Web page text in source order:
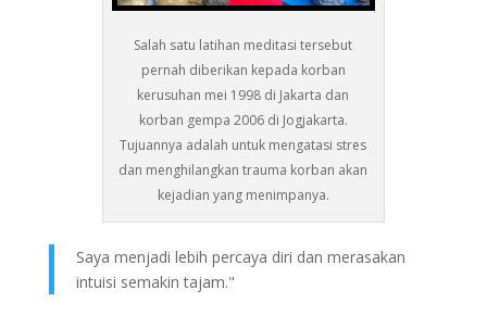
Salah satu latihan meditasi tersebut
pernah diberikan kepada korban
kerusuhan mei 1998 di Jakarta dan
korban gempa 2006 di Jogjakarta.
Tujuannya adalah untuk mengatasi stres
dan menghilangkan trauma korban akan
kejadian yang menimpanya.
Saya menjadi lebih percaya diri dan merasakan
intuisi semakin tajam."